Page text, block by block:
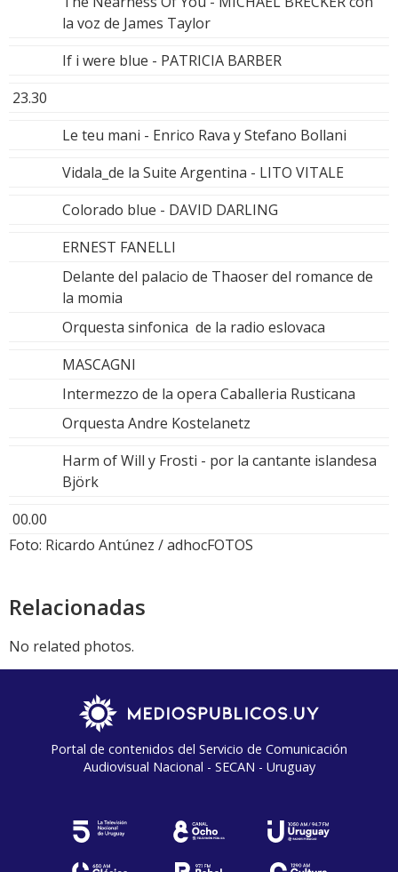
la voz de James Taylor
If i were blue - PATRICIA BARBER
23.30
Le teu mani - Enrico Rava y Stefano Bollani
Vidala_de la Suite Argentina - LITO VITALE
Colorado blue - DAVID DARLING
ERNEST FANELLI
Delante del palacio de Thaoser del romance de
la momia
Orquesta sinfonica de la radio eslovaca
MASCAGNI
Intermezzo de la opera Caballeria Rusticana
Orquesta Andre Kostelanetz
Harm of Will y Frosti - por la cantante islandesa
Björk
00.00
Foto: Ricardo Antúnez / adhocFOTOS
Relacionadas
No related photos.
Portal de contenidos del Servicio de Comunicación
Audiovisual Nacional - SECAN - Uruguay